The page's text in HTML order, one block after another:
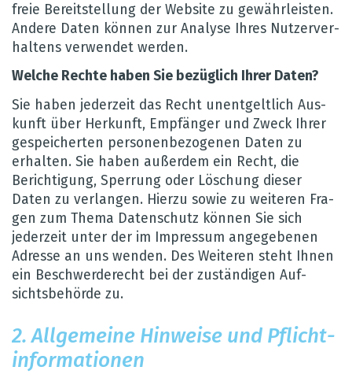
freie Bereit­stel­lung der Web­site zu gewähr­leis­ten.
Andere Daten kön­nen zur Ana­lyse Ihres Nut­zer­ver­
hal­tens ver­wen­det wer­den.
Wel­che Rechte haben Sie bezüg­lich Ihrer Daten?
Sie haben jeder­zeit das Recht unent­gelt­lich Aus­
kunft über Her­kunft, Emp­fän­ger und Zweck Ihrer
gespei­cher­ten per­so­nen­be­zo­ge­nen Daten zu
erhal­ten. Sie haben außer­dem ein Recht, die
Berich­ti­gung, Sper­rung oder Löschung die­ser
Daten zu ver­lan­gen. Hierzu sowie zu wei­te­ren Fra­
gen zum Thema Daten­schutz kön­nen Sie sich
jeder­zeit unter der im Impres­sum ange­ge­be­nen
Adresse an uns wen­den. Des Wei­te­ren steht Ihnen
ein Beschwer­de­recht bei der zustän­di­gen Auf­
sichts­be­hörde zu.
2. All­ge­meine Hin­weise und Pflicht­
in­for­ma­tio­nen